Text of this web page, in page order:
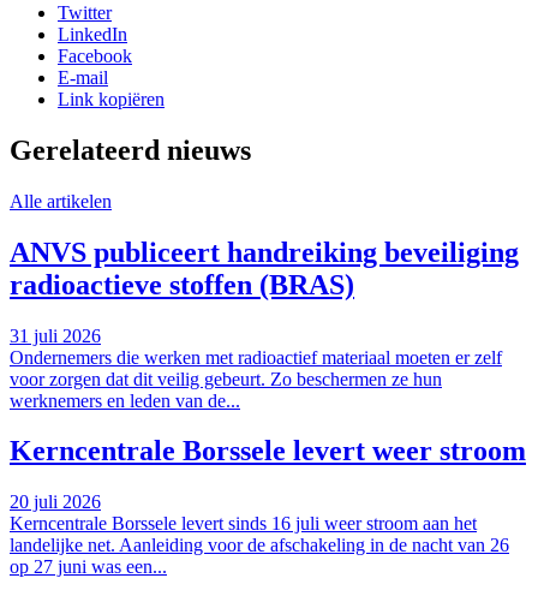
Twitter
LinkedIn
Facebook
E-mail
Link kopiëren
Gerelateerd nieuws
Alle artikelen
ANVS publiceert handreiking beveiliging
radioactieve stoffen (BRAS)
31 juli 2026
Ondernemers die werken met radioactief materiaal moeten er zelf
voor zorgen dat dit veilig gebeurt. Zo beschermen ze hun
werknemers en leden van de...
Kerncentrale Borssele levert weer stroom
20 juli 2026
Kerncentrale Borssele levert sinds 16 juli weer stroom aan het
landelijke net. Aanleiding voor de afschakeling in de nacht van 26
op 27 juni was een...